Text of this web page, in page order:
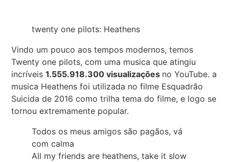
twenty one pilots: Heathens
Vindo um pouco aos tempos modernos, temos
Twenty one pilots, com uma musica que atingiu
incríveis1.555.918.300 visualizações no YouTube. a
musica Heathens foi utilizada no filme Esquadrão
Suicida de 2016 como trilha tema do filme, e logo se
tornou extremamente popular.
Todos os meus amigos são pagãos, vá
com calma
All my friends are heathens, take it slow